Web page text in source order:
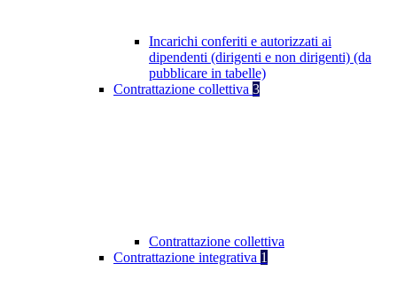
Incarichi conferiti e autorizzati ai
dipendenti (dirigenti e non dirigenti) (da
pubblicare in tabelle)
Contrattazione collettiva 3
Contrattazione collettiva
Contrattazione integrativa 1